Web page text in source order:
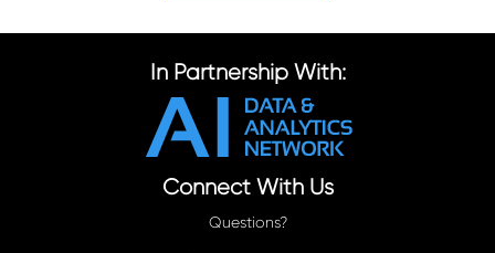
In Partnership With:
Connect With Us
Questions?